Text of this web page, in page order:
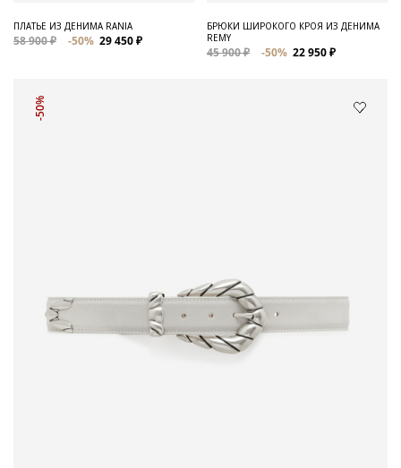
ПЛАТЬЕ ИЗ ДЕНИМА RANIA
58 900 ₽ -50% 29 450 ₽
БРЮКИ ШИРОКОГО КРОЯ ИЗ ДЕНИМА
REMY
45 900 ₽ -50% 22 950 ₽
-50%